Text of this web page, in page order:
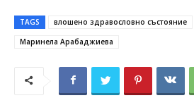
TAGS влошено здравословно състояние
Маринела Арабаджиева